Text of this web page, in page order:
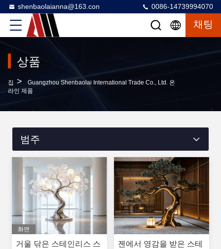
shenbaolaianna@163.con 0086-14739994070
채팅
상품
집 >
Guangzhou Shenbaolai International Trade Co., Ltd. 온
라인 제품
범주
화면
거울 닦은 스테인리스 스
젠에서 영감을 받은 스테